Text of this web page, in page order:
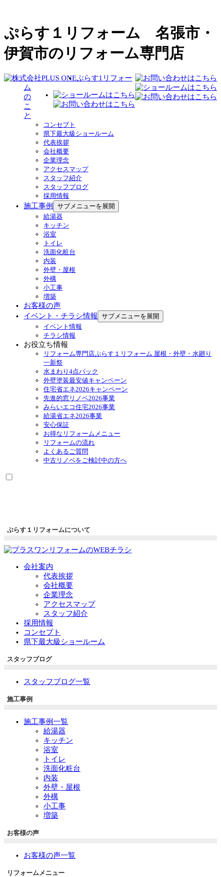
ぷらす１リフォーム 名張市・
伊賀市のリフォーム専門店
ぷらす1リフォー
ム
の
こ
と
コンセプト
県下最大級ショールーム
代表挨拶
会社概要
企業理念
アクセスマップ
スタッフ紹介
スタッフブログ
採用情報
施工事例
サブメニューを展開
給湯器
キッチン
浴室
トイレ
洗面化粧台
内装
外壁・屋根
外構
小工事
増築
お客様の声
イベント・チラシ情報 サブメニューを展開
イベント情報
チラシ情報
お役立ち情報
リフォーム専門店ぷらす１リフォーム 屋根・外壁・水廻り
一新祭
水まわり4点パック
外壁塗装最安値キャンペーン
住宅省エネ2026キャンペーン
先進的窓リノベ2026事業
みらいエコ住宅2026事業
給湯省エネ2026事業
安心保証
お得なリフォームメニュー
リフォームの流れ
よくあるご質問
中古リノベをご検討中の方へ
ぷらす１リフォームについて
会社案内
代表挨拶
会社概要
企業理念
アクセスマップ
スタッフ紹介
採用情報
コンセプト
県下最大級ショールーム
スタッフブログ
スタッフブログ一覧
施工事例
施工事例一覧
給湯器
キッチン
浴室
トイレ
洗面化粧台
内装
外壁・屋根
外構
小工事
増築
お客様の声
お客様の声一覧
リフォームメニュー